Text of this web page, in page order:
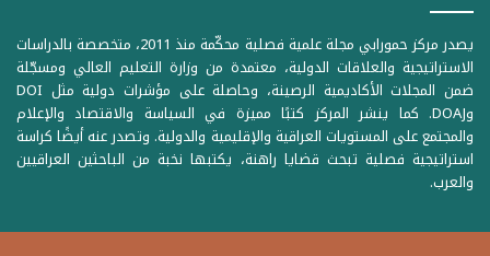
يصدر مركز حمورابي مجلة علمية فصلية محكّمة منذ 2011، متخصصة بالدراسات
الاستراتيجية والعلاقات الدولية، معتمدة من وزارة التعليم العالي ومسجّلة
ضمن المجلات الأكاديمية الرصينة، وحاصلة على مؤشرات دولية مثل DOI
وDOAJ. كما ينشر المركز كتبًا مميزة في السياسة والاقتصاد والإعلام
والمجتمع على المستويات العراقية والإقليمية والدولية. وتصدر عنه أيضًا كراسة
استراتيجية فصلية تبحث قضايا راهنة، يكتبها نخبة من الباحثين العراقيين
والعرب.